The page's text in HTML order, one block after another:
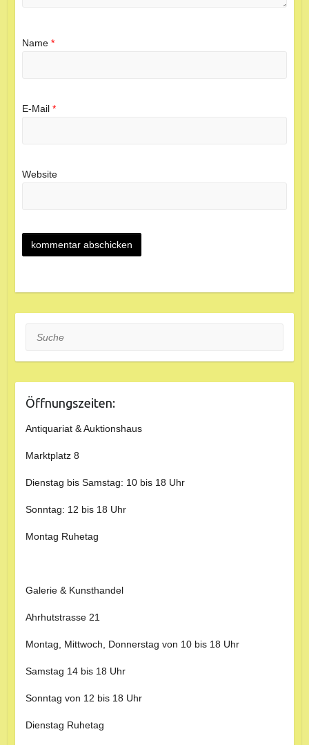
Name *
E-Mail *
Website
Suche
Öffnungszeiten:
Antiquariat & Auktionshaus
Marktplatz 8
Dienstag bis Samstag: 10 bis 18 Uhr
Sonntag: 12 bis 18 Uhr
Montag Ruhetag
Galerie & Kunsthandel
Ahrhutstrasse 21
Montag, Mittwoch, Donnerstag von 10 bis 18 Uhr
Samstag 14 bis 18 Uhr
Sonntag von 12 bis 18 Uhr
Dienstag Ruhetag